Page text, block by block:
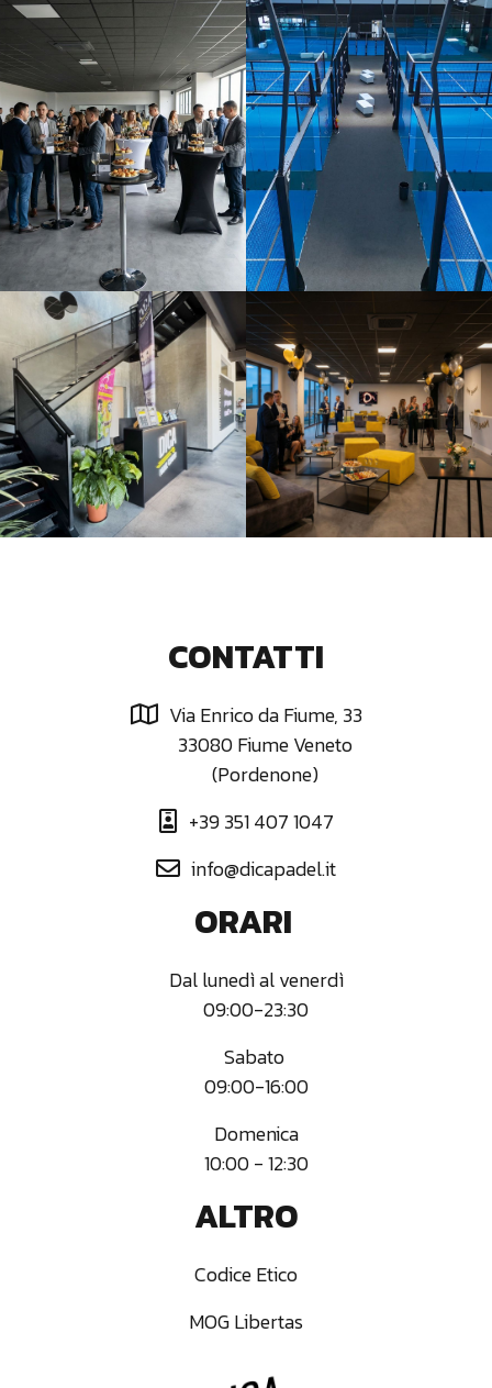
CONTATTI
 Via Enrico da Fiume, 33
33080 Fiume Veneto
(Pordenone)
 +39 351 407 1047
 info@dicapadel.it
ORARI
Dal lunedì al venerdì
09:00-23:30
Sabato
09:00-16:00
Domenica‍
10:00 - 12:30
ALTRO
Codice Etico
MOG Libertas